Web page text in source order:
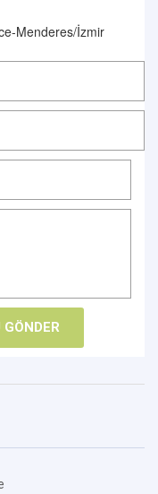
Menderes/İzmir